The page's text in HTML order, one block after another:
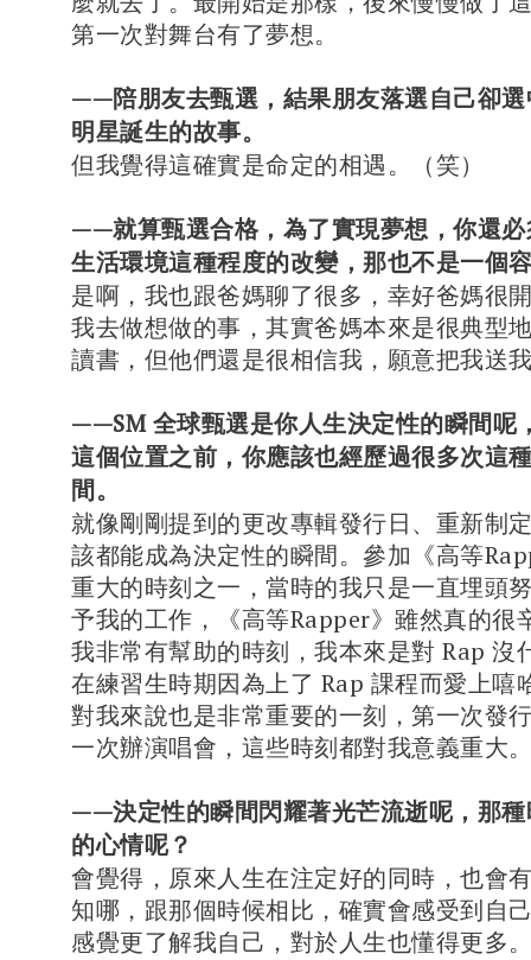
第一次對舞台有了夢想。
——陪朋友去甄選，結果朋友落選自己卻
明星誕生的故事。
但我覺得這確實是命定的相遇。（笑）
——就算甄選合格，為了實現夢想，你還
生活環境這種程度的改變，那也不是一個
是啊，我也跟爸媽聊了很多，幸好爸媽很
我去做想做的事，其實爸媽本來是很典型
讀書，但他們還是很相信我，願意把我送
——SM 全球甄選是你人生決定性的瞬間呢
這個位置之前，你應該也經歷過很多次這
間。
就像剛剛提到的更改專輯發行日、重新制
該都能成為決定性的瞬間。參加《高等
重大的時刻之一，當時的我只是一直埋頭
予我的工作，《高等Rapper》雖然真的很
我非常有幫助的時刻，我本來是對 Rap 沒
在練習生時期因為上了 Rap 課程而愛上嘻
對我來說也是非常重要的一刻，第一次發
一次辦演唱會，這些時刻都對我意義重大
——決定性的瞬間閃耀著光芒流逝呢，那
的心情呢？
會覺得，原來人生在注定好的同時，也會
知哪，跟那個時候相比，確實會感受到自
感覺更了解我自己，對於人生也懂得更多